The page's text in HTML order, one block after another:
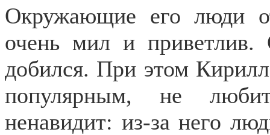
Окружающие его люди
очень мил и
добился. При этом
популярным, не
ненавидит: из-за него